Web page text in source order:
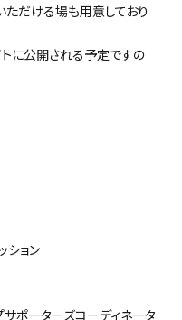
だける場も用意しており
に公開される予定ですの
ョン
ズコーディネータ